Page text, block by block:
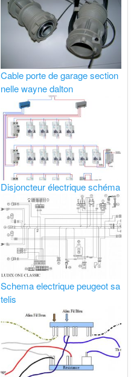
Cable porte de garage section
nelle wayne dalton
Disjoncteur électrique schéma
Schema electrique peugeot sa
telis